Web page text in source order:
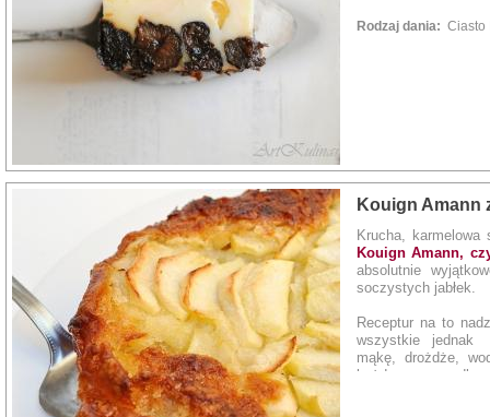
Rodzaj dania: Ciasto
Kouign Amann
Krucha, karmelowa
Kouign Amann,
absolutnie
soczystych jabłek.
Receptur na to
wszystkie jednak
mąkę, drożdże,
każdym